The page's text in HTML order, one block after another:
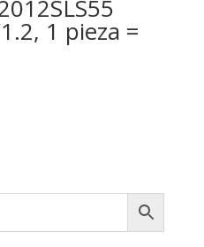
1 pieza =